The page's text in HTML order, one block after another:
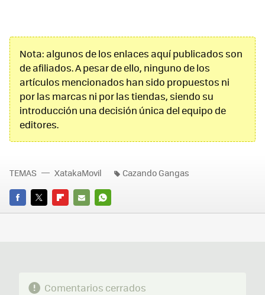
Nota: algunos de los enlaces aquí publicados son
de afiliados. A pesar de ello, ninguno de los
artículos mencionados han sido propuestos ni
por las marcas ni por las tiendas, siendo su
introducción una decisión única del equipo de
editores.
FACEBOOK
TWITTERFLIPBOARD
E-
WHATSAPP
TEMAS XatakaMovil Cazando Gangas
Comentarios cerrados